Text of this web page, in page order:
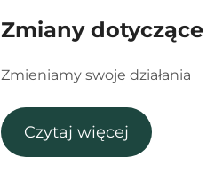
Zmiany
Zmieniamy swoje działania
Czytaj więcej